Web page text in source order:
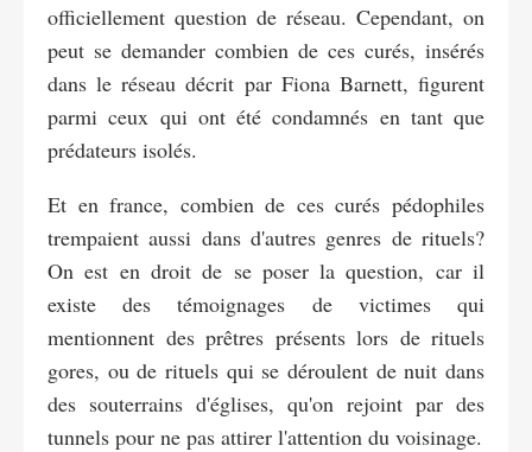
officiellement question de réseau. Cependant, on
peut se demander combien de ces curés, insérés
dans le réseau décrit par Fiona Barnett, figurent
parmi ceux qui ont été condamnés en tant que
prédateurs isolés.
Et en france, combien de ces curés pédophiles
trempaient aussi dans d'autres genres de rituels?
On est en droit de se poser la question, car il
existe des témoignages de victimes qui
mentionnent des prêtres présents lors de rituels
gores, ou de rituels qui se déroulent de nuit dans
des souterrains d'églises, qu'on rejoint par des
tunnels pour ne pas attirer l'attention du voisinage.